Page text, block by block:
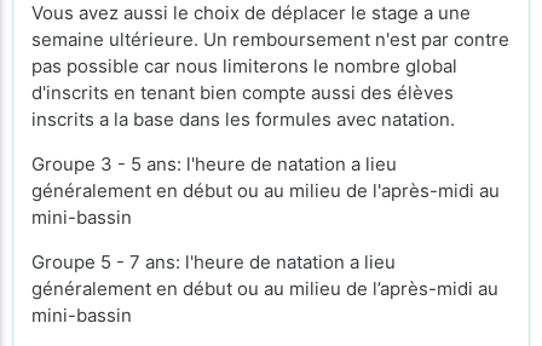
Vous avez aussi le choix de déplacer le stage a une
semaine ultérieure. Un remboursement n'est par contre
pas possible car nous limiterons le nombre global
d'inscrits en tenant bien compte aussi des élèves
inscrits a la base dans les formules avec natation.
Groupe 3 - 5 ans: l'heure de natation a lieu
généralement en début ou au milieu de l'après-midi au
mini-bassin
Groupe 5 - 7 ans: l'heure de natation a lieu
généralement en début ou au milieu de l’après-midi au
mini-bassin